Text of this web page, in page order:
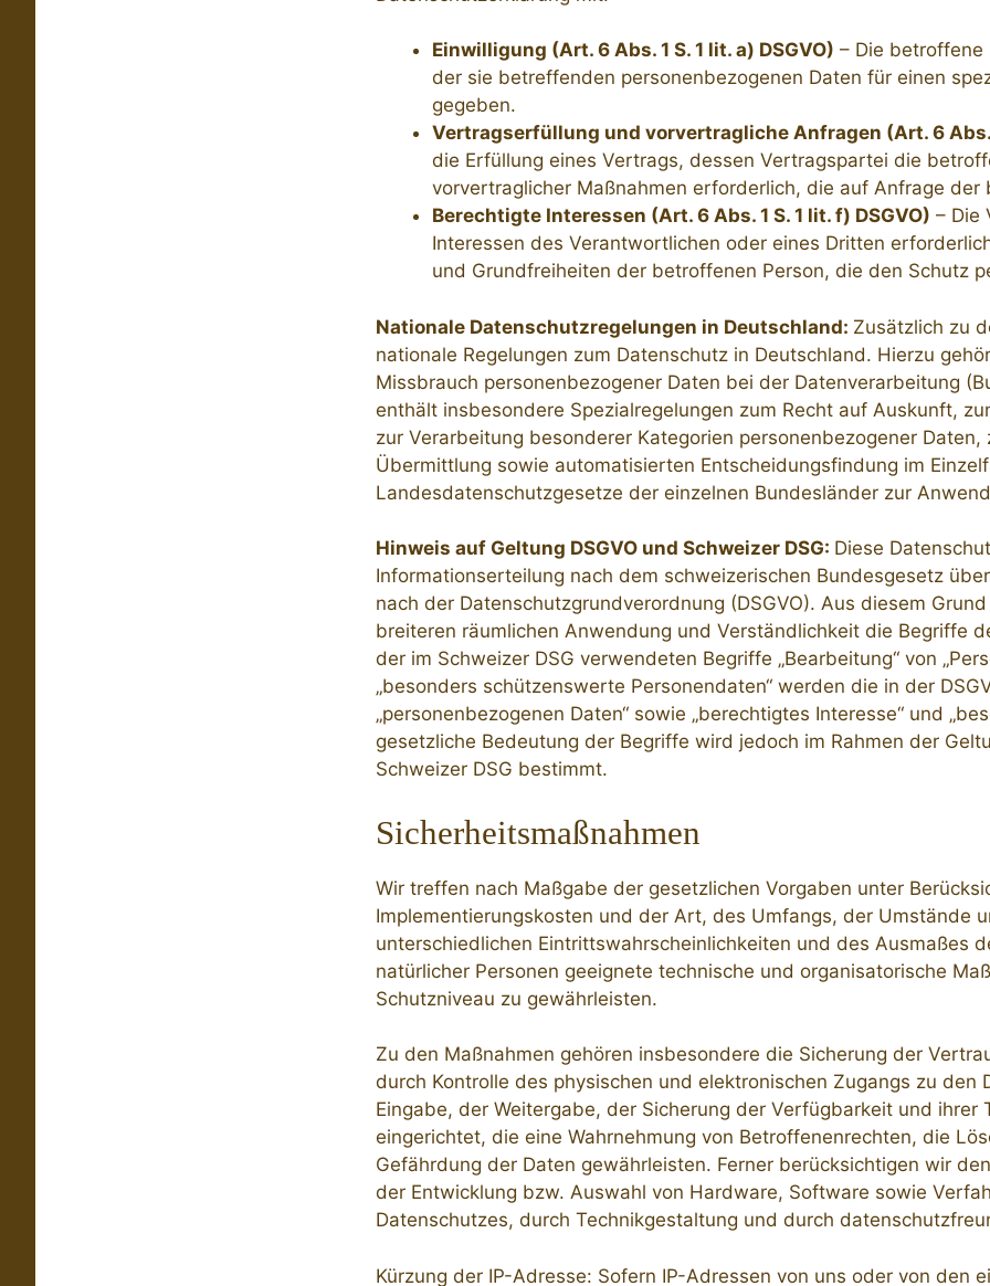
Einwilligung (Art. 6 Abs. 1 S. 1 lit. a) DSGVO) – Die betroffene
der sie betreffenden personenbezogenen Daten für einen
gegeben.
Vertragserfüllung und vorvertragliche Anfragen (Art. 6 Abs.
die Erfüllung eines Vertrags, dessen Vertragspartei die
vorvertraglicher Maßnahmen erforderlich, die auf Anfrage der
Berechtigte Interessen (Art. 6 Abs. 1 S. 1 lit. f) DSGVO) – Die
Interessen des Verantwortlichen oder eines Dritten
und Grundfreiheiten der betroffenen Person, die den Schutz
Nationale Datenschutzregelungen in Deutschland: Zusätzlich zu
nationale Regelungen zum Datenschutz in Deutschland. Hierzu
Missbrauch personenbezogener Daten bei der Datenverarbeitung
enthält insbesondere Spezialregelungen zum Recht auf Auskunft,
zur Verarbeitung besonderer Kategorien personenbezogener
Übermittlung sowie automatisierten Entscheidungsfindung im
Landesdatenschutzgesetze der einzelnen Bundesländer zur
Hinweis auf Geltung DSGVO und Schweizer DSG: Diese
Informationserteilung nach dem schweizerischen Bundesgesetz
nach der Datenschutzgrundverordnung (DSGVO). Aus diesem
breiteren räumlichen Anwendung und Verständlichkeit die Begriffe
der im Schweizer DSG verwendeten Begriffe „Bearbeitung“ von
„besonders schützenswerte Personendaten“ werden die in der
„personenbezogenen Daten“ sowie „berechtigtes Interesse“ und
gesetzliche Bedeutung der Begriffe wird jedoch im Rahmen der
Schweizer DSG bestimmt.
Sicherheitsmaßnahmen
Wir treffen nach Maßgabe der gesetzlichen Vorgaben unter
Implementierungskosten und der Art, des Umfangs, der Umstände
unterschiedlichen Eintrittswahrscheinlichkeiten und des Ausmaßes
natürlicher Personen geeignete technische und organisatorische
Schutzniveau zu gewährleisten.
Zu den Maßnahmen gehören insbesondere die Sicherung der
durch Kontrolle des physischen und elektronischen Zugangs zu
Eingabe, der Weitergabe, der Sicherung der Verfügbarkeit und ihrer
eingerichtet, die eine Wahrnehmung von Betroffenenrechten, die
Gefährdung der Daten gewährleisten. Ferner berücksichtigen wir
der Entwicklung bzw. Auswahl von Hardware, Software sowie
Datenschutzes, durch Technikgestaltung und durch
Kürzung der IP-Adresse: Sofern IP-Adressen von uns oder von den